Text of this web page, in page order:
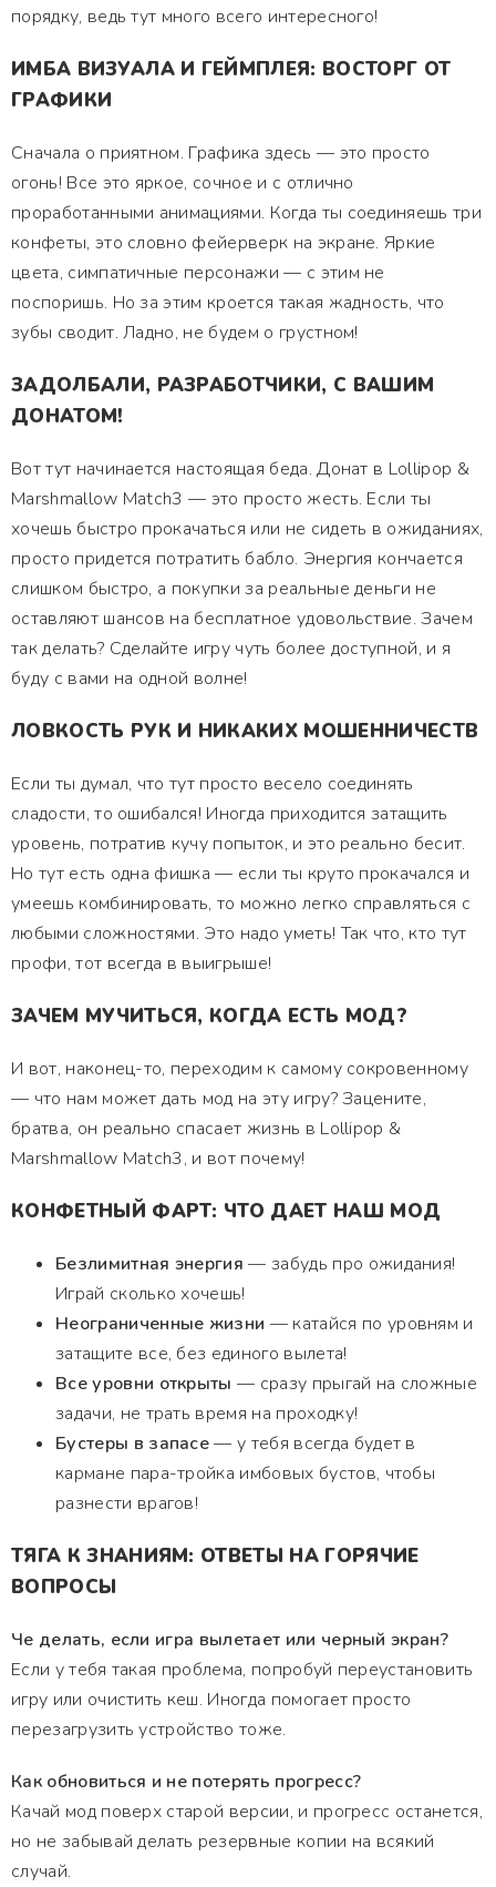
порядку, ведь тут много всего интересного!
ИМБА ВИЗУАЛА И ГЕЙМПЛЕЯ: ВОСТОРГ ОТ
ГРАФИКИ
Сначала о приятном. Графика здесь — это просто
огонь! Все это яркое, сочное и с отлично
проработанными анимациями. Когда ты соединяешь три
конфеты, это словно фейерверк на экране. Яркие
цвета, симпатичные персонажи — с этим не
поспоришь. Но за этим кроется такая жадность, что
зубы сводит. Ладно, не будем о грустном!
ЗАДОЛБАЛИ, РАЗРАБОТЧИКИ, С ВАШИМ
ДОНАТОМ!
Вот тут начинается настоящая беда. Донат в Lollipop &
Marshmallow Match3 — это просто жесть. Если ты
хочешь быстро прокачаться или не сидеть в ожиданиях,
просто придется потратить бабло. Энергия кончается
слишком быстро, а покупки за реальные деньги не
оставляют шансов на бесплатное удовольствие. Зачем
так делать? Сделайте игру чуть более доступной, и я
буду с вами на одной волне!
ЛОВКОСТЬ РУК И НИКАКИХ МОШЕННИЧЕСТВ
Если ты думал, что тут просто весело соединять
сладости, то ошибался! Иногда приходится затащить
уровень, потратив кучу попыток, и это реально бесит.
Но тут есть одна фишка — если ты круто прокачался и
умеешь комбинировать, то можно легко справляться с
любыми сложностями. Это надо уметь! Так что, кто тут
профи, тот всегда в выигрыше!
ЗАЧЕМ МУЧИТЬСЯ, КОГДА ЕСТЬ МОД?
И вот, наконец-то, переходим к самому сокровенному
— что нам может дать мод на эту игру? Зацените,
братва, он реально спасает жизнь в Lollipop &
Marshmallow Match3, и вот почему!
КОНФЕТНЫЙ ФАРТ: ЧТО ДАЕТ НАШ МОД
Безлимитная энергия — забудь про ожидания!
Играй сколько хочешь!
Неограниченные жизни — катайся по уровням и
затащите все, без единого вылета!
Все уровни открыты — сразу прыгай на сложные
задачи, не трать время на проходку!
Бустеры в запасе— у тебя всегда будет в
кармане пара-тройка имбовых бустов, чтобы
разнести врагов!
ТЯГА К ЗНАНИЯМ: ОТВЕТЫ НА ГОРЯЧИЕ
ВОПРОСЫ
Че делать, если игра вылетает или черный экран?
Если у тебя такая проблема, попробуй переустановить
игру или очистить кеш. Иногда помогает просто
перезагрузить устройство тоже.
Как обновиться и не потерять прогресс?
Качай мод поверх старой версии, и прогресс останется,
но не забывай делать резервные копии на всякий
случай.